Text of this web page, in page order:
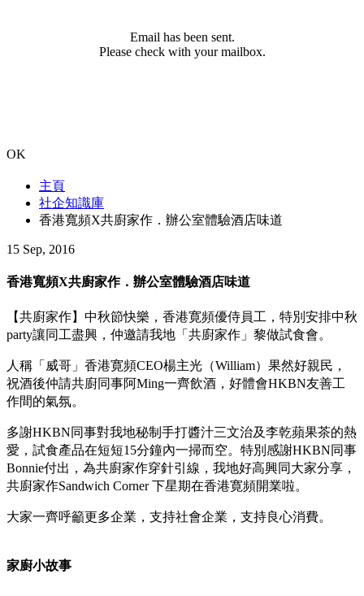
Email has been sent.
Please check with your mailbox.
OK
主頁
社企知識庫
香港寬頻X共廚家作．辦公室體驗酒店味道
15 Sep, 2016
香港寬頻X共廚家作．辦公室體驗酒店味道
【共廚家作】中秋節快樂，香港寛頻優侍員工，特別安排中秋
party讓同工盡興，仲邀請我地「共廚家作」黎做試食會。
人稱「威哥」香港寛頻CEO楊主光（William）果然好親民，
祝酒後仲請共廚同事阿Ming一齊飲酒，好體會HKBN友善工
作間的氣氛。
多謝HKBN同事對我地秘制手打醬汁三文治及李乾蘋果茶的熱
愛，試食產品在短短15分鐘內一掃而空。特別感謝HKBN同事
Bonnie付出，為共廚家作穿針引線，我地好高興同大家分享，
共廚家作Sandwich Corner 下星期在香港寛頻開業啦。
大家一齊呼籲更多企業，支持社會企業，支持良心消費。
家廚小故事